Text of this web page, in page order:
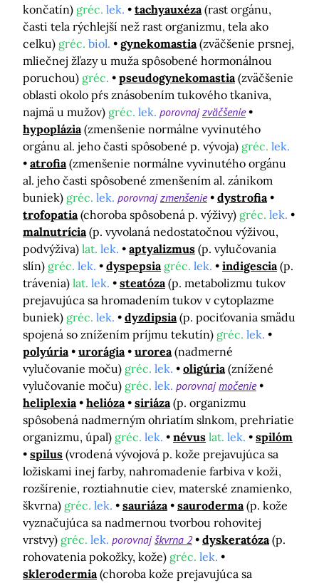
končatín) gréc. lek. tachyauxéza (rast orgánu,
časti tela rýchlejší než rast organizmu, tela ako
celku) gréc. biol. gynekomastia (zväčšenie prsnej,
mliečnej žľazy u muža spôsobené hormonálnou
poruchou) gréc. pseudogynekomastia (zväčšenie
oblasti okolo pŕs znásobením tukového tkaniva,
najmä u mužov) gréc. lek. porovnajzväčšenie
hypoplázia (zmenšenie normálne vyvinutého
orgánu al. jeho časti spôsobené p. vývoja) gréc. lek.
atrofia (zmenšenie normálne vyvinutého orgánu
al. jeho časti spôsobené zmenšením al. zánikom
buniek) gréc. lek. porovnajzmenšenie
dystrofia
trofopatia (choroba spôsobená p. výživy) gréc. lek.
malnutrícia (p. vyvolaná nedostatočnou výživou,
podvýživa) lat. lek. aptyalizmus (p. vylučovania
slín) gréc. lek. dyspepsia gréc. lek. indigescia (p.
trávenia) lat. lek. steatóza (p. metabolizmu tukov
prejavujúca sa hromadením tukov v cytoplazme
buniek) gréc. lek. dyzdipsia (p. pociťovania smädu
spojená so znížením príjmu tekutín) gréc. lek.
polyúria
urorágia urorea (nadmerné
vylučovanie moču) gréc. lek. oligúria (znížené
vylučovanie moču) gréc. lek. porovnajmočenie
heliplexia
helióza siriáza (p. organizmu
spôsobená nadmerným ohriatím slnkom, prehriatie
organizmu, úpal) gréc. lek. névus lat. lek.
spilóm
spilus (vrodená vývojová p. kože prejavujúca sa
ložiskami inej farby, nahromadenie farbiva v koži,
rozšírenie, roztiahnutie ciev, materské znamienko,
škvrna) gréc. lek. sauriáza sauroderma (p. kože
vyznačujúca sa nadmernou tvorbou rohovitej
vrstvy) gréc. lek. porovnajškvrna 2 dyskeratóza (p.
rohovatenia pokožky, kože) gréc. lek.
sklerodermia (choroba kože prejavujúca sa